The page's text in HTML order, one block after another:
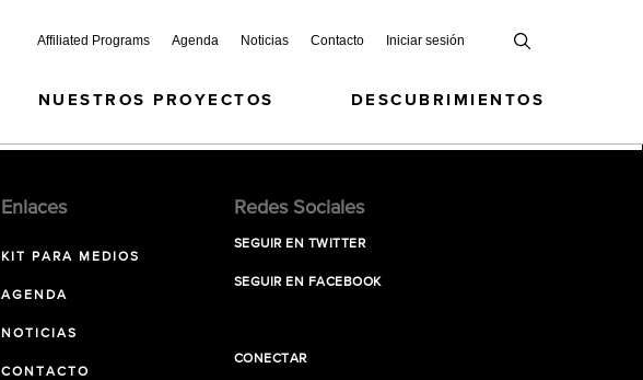
Affiliated Programs Agenda Noticias Contacto Iniciar sesión
NUESTROS PROYECTOS DESCUBRIMIENTOS
Enlaces
KIT PARA MEDIOS
AGENDA
NOTICIAS
CONTACTO
Redes Sociales
SEGUIR EN TWITTER
SEGUIR EN FACEBOOK
CONECTAR